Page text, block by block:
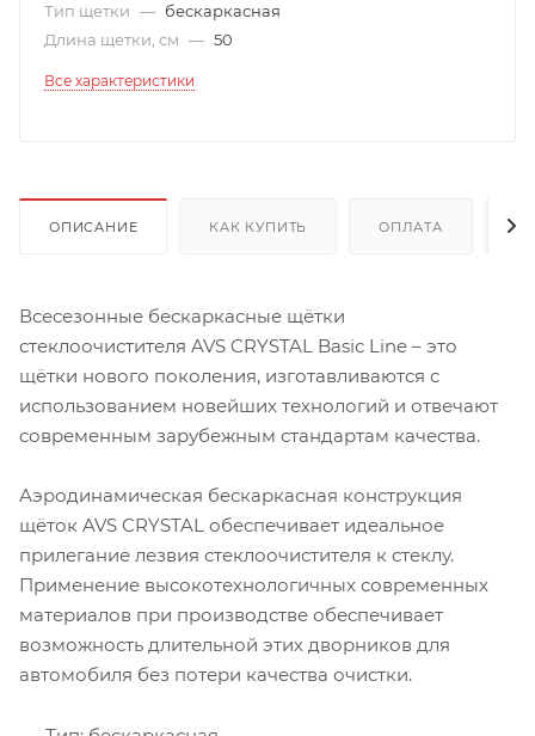
Тип щетки — бескаркасная
Длина щетки, см — 50
Все характеристики
ОПИСАНИЕ КАК КУПИТЬ ОПЛАТА
Всесезонные бескаркасные щётки
стеклоочистителя AVS CRYSTAL Basic Line – это
щётки нового поколения, изготавливаются с
использованием новейших технологий и отвечают
современным зарубежным стандартам качества.
Аэродинамическая бескаркасная конструкция
щёток AVS CRYSTAL обеспечивает идеальное
прилегание лезвия стеклоочистителя к стеклу.
Применение высокотехнологичных современных
материалов при производстве обеспечивает
возможность длительной этих дворников для
автомобиля без потери качества очистки.